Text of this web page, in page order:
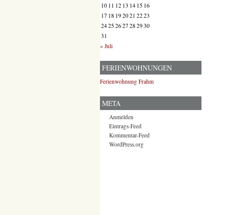
10 11 12 13 14 15 16
17 18 192021 2223
2425 2627 28 2930
31
« Juli
FERIENWOHNUNGEN
Ferienwohnung Frahm
META
Anmelden
Eintrags-Feed
Kommentar-Feed
WordPress.org